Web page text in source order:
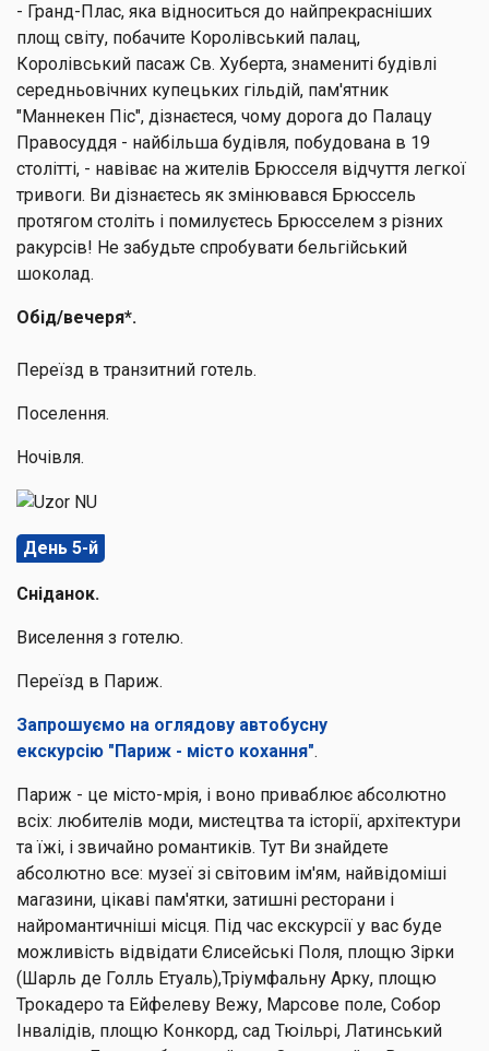
- Гранд-Плас, яка відноситься до найпрекрасніших
площ світу, побачите Королівський палац,
Королівський пасаж Св. Хуберта, знамениті будівлі
середньовічних купецьких гільдій, пам'ятник
"Маннекен Піс", дізнаєтеся, чому дорога до Палацу
Правосуддя - найбільша будівля, побудована в 19
столітті, - навіває на жителів Брюсселя відчуття легкої
тривоги. Ви дізнаєтесь як змінювався Брюссель
протягом століть і помилуєтесь Брюсселем з різних
ракурсів! Не забудьте спробувати бельгійський
шоколад.
Обід/вечеря*.
Переїзд в транзитний готель.
Поселення.
Ночівля.
День 5-й
Сніданок.
Виселення з готелю.
Переїзд в Париж.
Запрошуємо на оглядову автобусну
екскурсію "Париж - місто кохання".
Париж - це місто-мрія, і воно приваблює абсолютно
всіх: любителів моди, мистецтва та історії, архітектури
та їжі, і звичайно романтиків. Тут Ви знайдете
абсолютно все: музеї зі світовим ім'ям, найвідоміші
магазини, цікаві пам'ятки, затишні ресторани і
найромантичніші місця. Під час екскурсії у вас буде
можливість відвідати Єлисейські Поля, площю Зірки
(Шарль де Голль Етуаль),Тріумфальну Арку, площю
Трокадеро та Ейфелеву Вежу, Марсове поле, Собор
Інвалідів, площю Конкорд, сад Тюільрі, Латинський